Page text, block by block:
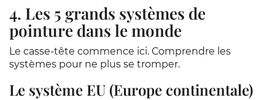
4. Les 5 grands systèmes de
pointure dans le monde
Le casse-tête commence ici. Comprendre les
systèmes pour ne plus se tromper.
Le système EU (Europe continentale)